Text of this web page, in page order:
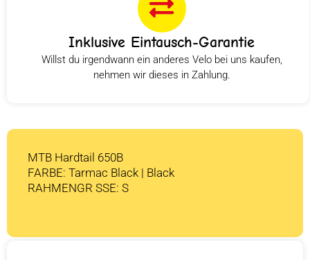
Inklusive Eintausch-Garantie
Willst du irgendwann ein anderes Velo bei uns kaufen,
nehmen wir dieses in Zahlung.
MTB Hardtail 650B
FARBE: Tarmac Black | Black
RAHMENGR SSE: S